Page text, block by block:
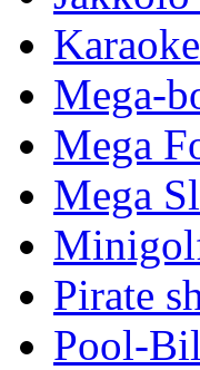
Mega-
Mega
Mega
Pirate
Pool-